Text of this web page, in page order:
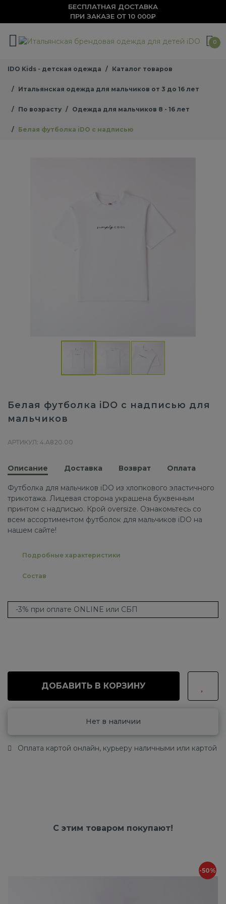
БЕСПЛАТНАЯ ДОСТАВКА
ПРИ ЗАКАЗЕ ОТ 10 000₽
0
IDO Kids - детская одежда Каталог товаров
Итальянская одежда для мальчиков от 3 до 16 лет
По возрасту Одежда для мальчиков 8 - 16 лет
Белая футболка iDO с надписью
Белая футболка iDO с надписью для
мальчиков
АРТИКУЛ: 4.A820.00
Описание Доставка Возврат Оплата
Футболка для мальчиков iDO из хлопкового эластичного
трикотажа. Лицевая сторона украшена буквенным
принтом с надписью. Крой oversize. Ознакомьтесь со
всем ассортиментом футболок для мальчиков iDO на
нашем сайте!
Подробные характеристики
Состав
-3% при оплате ONLINE или СБП
ДОБАВИТЬ В КОРЗИНУ
Нет в наличии
Оплата картой онлайн, курьеру наличными или картой
С этим товаром покупают!
-50%